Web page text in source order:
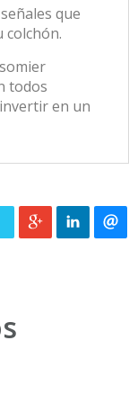
que
colchón.
todos
en un